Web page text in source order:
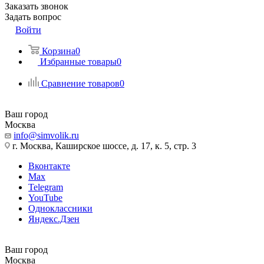
Заказать звонок
Задать вопрос
Войти
Корзина0
Избранные товары0
Сравнение товаров0
Ваш город
Москва
info@simvolik.ru
г. Москва, Каширское шоссе, д. 17, к. 5, стр. 3
Вконтакте
Max
Telegram
YouTube
Одноклассники
Яндекс.Дзен
Ваш город
Москва